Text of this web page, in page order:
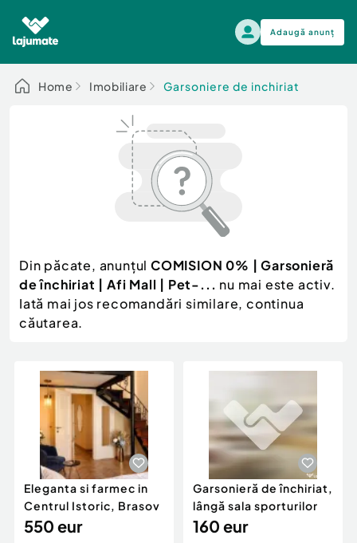
Adaugă anunț
Alege categoria
Auto, moto si ambarcatiuni
Electronice si electrocasnice
Mama si copilul
Moda si frumusete
Sport, timp liber, arta
Servicii
Animale de companie
Afaceri și echipamente profesionale
Inchiriere Bunuri si Vehicule
Auto, moto si ambarcatiuni
Scutere - ATV - UTV
Autoutilitare
Ambarcatiuni
Camioane - Rulote - Remorci
Utilaje agricole si industriale
Piese auto si accesorii
Dacia Duster
Home Imobiliare Garsoniere de inchiriat
Din păcate, anunțul COMISION 0% | Garsonieră
de închiriat | Afi Mall | Pet-... nu mai este activ.
Iată mai jos recomandări similare, continua
căutarea.
Eleganta si farmec in
Centrul Istoric, Brasov
550 eur
Garsonieră de închiriat,
lângă sala sporturilor
160 eur